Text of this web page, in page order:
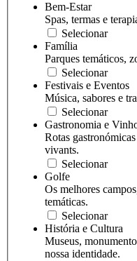
Bem-Estar
Spas, termas e
Selecionar
Família
Parques temáticos,
Selecionar
Festivais e Eventos
Música, sabores e
Selecionar
Gastronomia e
Rotas
vivants.
Selecionar
Golfe
Os melhores
temáticas.
Selecionar
História e Cultura
Museus,
nossa identidade.